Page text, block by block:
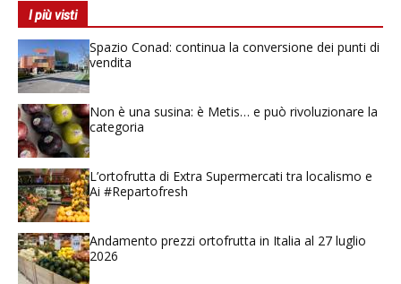
I più visti
Spazio Conad: continua la conversione dei punti di
vendita
Non è una susina: è Metis… e può rivoluzionare la
categoria
L’ortofrutta di Extra Supermercati tra localismo e
Ai #Repartofresh
Andamento prezzi ortofrutta in Italia al 27 luglio
2026